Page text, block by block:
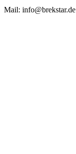
Mail: info@brekstar.de